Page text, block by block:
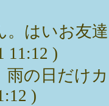
。はいお友
11:12 )
雨の日だけ
)